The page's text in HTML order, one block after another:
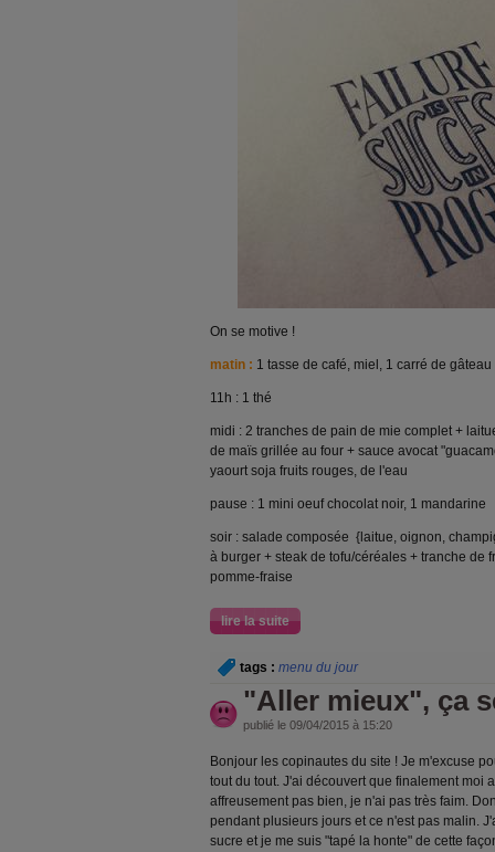
On se motive !
matin : 1 tasse de café, miel, 1 carré de
11h : 1 thé
midi : 2 tranches de pain de mie complet +
de maïs grillée au four + sauce avocat
yaourt soja fruits rouges, de l'eau
pause : 1 mini oeuf chocolat noir, 1 mandarine
soir : salade composée {laitue, oignon,
à burger + steak de tofu/céréales + tranche de
pomme-fraise
lire la suite
tags : menu du jour
"Aller mieux", ça
publié le 09/04/2015 à 15:20
Bonjour les copinautes du site ! Je m'excuse
tout du tout. J'ai découvert que finalement moi
affreusement pas bien, je n'ai pas très faim.
pendant plusieurs jours et ce n'est pas malin.
sucre et je me suis "tapé la honte" de cette